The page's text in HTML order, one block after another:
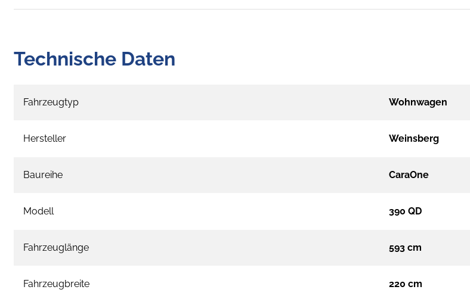
Technische Daten
Fahrzeugtyp Wohnwagen
Hersteller Weinsberg
Baureihe CaraOne
Modell 390 QD
Fahrzeuglänge 593 cm
Fahrzeugbreite 220 cm